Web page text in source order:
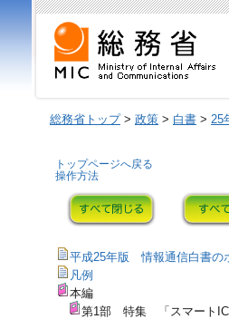
総務省トップ> 政策 > 白書 > 25
トップページへ戻る
操作方法
平成25年版 情報通信白書の
凡例
本編
第1部 特集 「スマート